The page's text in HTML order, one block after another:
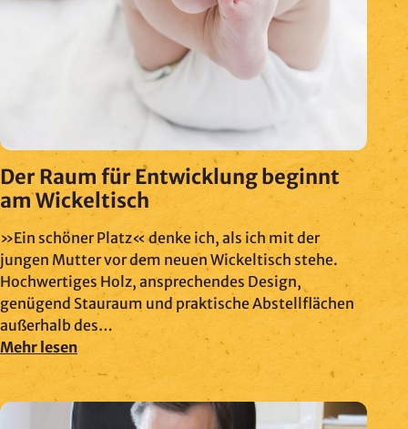
Der Raum für Entwicklung beginnt
am Wickeltisch
»Ein schöner Platz« denke ich, als ich mit der
jungen Mutter vor dem neuen Wickeltisch stehe.
Hochwertiges Holz, ansprechendes Design,
genügend Stauraum und praktische Abstellflächen
außerhalb des…
Mehr lesen